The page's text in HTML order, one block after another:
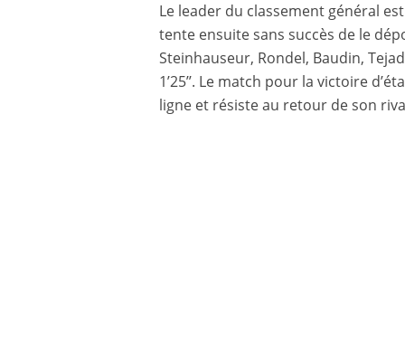
Le leader du classement général
tente ensuite sans succès de le
Steinhauseur, Rondel, Baudin,
1’25’’. Le match pour la victoire
ligne et résiste au retour de son